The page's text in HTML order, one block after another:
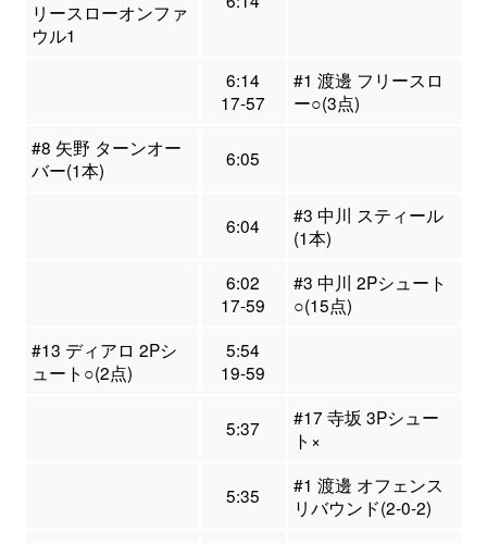
リースローオンファ
ウル1
6:14
17-57
#1 渡邊 フリースロ
ー○(3点)
#8 矢野 ターンオー
バー(1本)
6:05
6:04
#3 中川 スティール
(1本)
6:02
17-59
#3 中川 2Pシュート
○(15点)
#13 ディアロ 2Pシ
ュート○(2点)
5:54
19-59
5:37
#17 寺坂 3Pシュー
ト×
5:35
#1 渡邊 オフェンス
リバウンド(2-0-2)